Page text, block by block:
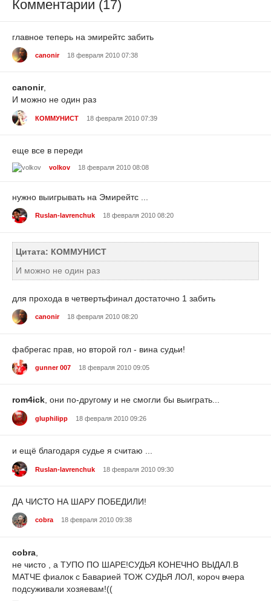
Комментарии (17)
главное теперь на эмирейтс забить
canonir 18 февраля 2010 07:38
canonir,
И можно не один раз
КОММУНИСТ 18 февраля 2010 07:39
еще все в переди
volkov 18 февраля 2010 08:08
нужно выигрывать на Эмирейтс ...
Ruslan-lavrenchuk 18 февраля 2010 08:20
Цитата: КОММУНИСТ
И можно не один раз
для прохода в четвертьфинал достаточно 1 забить
canonir 18 февраля 2010 08:20
фабрегас прав, но второй гол - вина судьи!
gunner 007 18 февраля 2010 09:05
rom4ick, они по-другому и не смогли бы выиграть...
gluphilipp 18 февраля 2010 09:26
и ещё благодаря судье я считаю ...
Ruslan-lavrenchuk 18 февраля 2010 09:30
ДА ЧИСТО НА ШАРУ ПОБЕДИЛИ!
cobra 18 февраля 2010 09:38
cobra
не чисто , а ТУПО ПО ШАРЕ!СУДЬЯ КОНЕЧНО ВЫДАЛ.В
МАТЧЕ фиалок с Баварией ТОЖ СУДЬЯ ЛОЛ, короч вчера
подсуживали хозяевам!((